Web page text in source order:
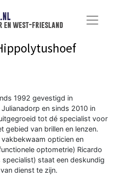
en west-friesland
1992 gevestigd in
en sinds 2010 in
tot dé specialist voor
gebied van brillen en lenzen.
opticien en
optometrie) Ricardo
staat een deskundig
dienst te zijn.